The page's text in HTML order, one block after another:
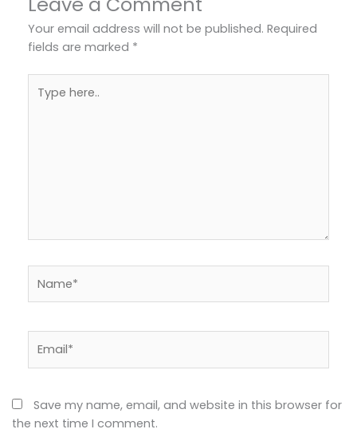
Your email address will not be published. Required
fields are marked *
here..
Save my name, email, and website in this browser for
the next time I comment.